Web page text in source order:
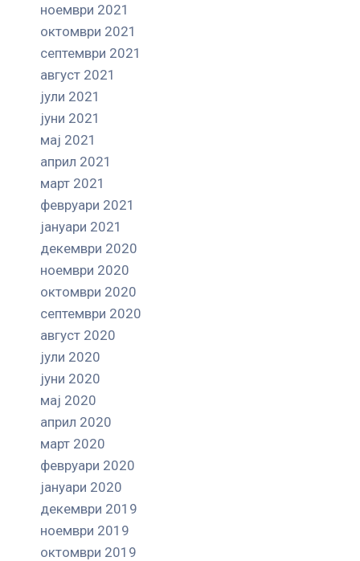
ноември 2021
октомври 2021
септември 2021
август 2021
јули 2021
јуни 2021
мај 2021
април 2021
март 2021
февруари 2021
јануари 2021
декември 2020
ноември 2020
октомври 2020
септември 2020
август 2020
јули 2020
јуни 2020
мај 2020
април 2020
март 2020
февруари 2020
јануари 2020
декември 2019
ноември 2019
октомври 2019